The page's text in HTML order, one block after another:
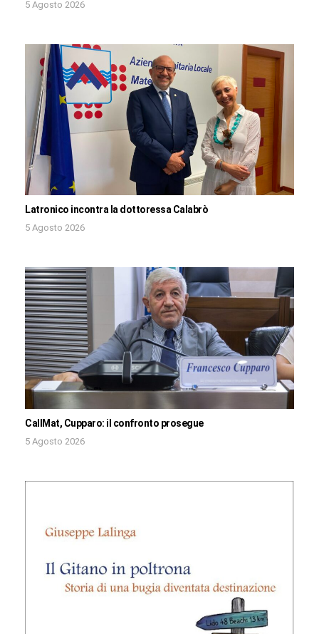
5 Agosto 2026
Latronico incontra la dottoressa Calabrò
5 Agosto 2026
CallMat, Cupparo: il confronto prosegue
5 Agosto 2026